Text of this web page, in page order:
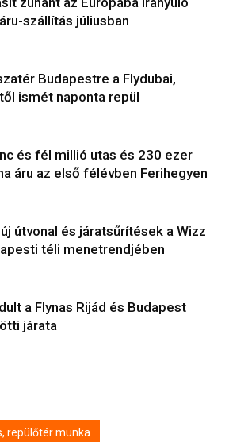
szállítás júliusban
Budapestre a Flydubai,
ismét naponta repül
és fél millió utas és 230 ezer
áru az első félévben Ferihegyen
útvonal és járatsűrítések a Wizz
téli menetrendjében
a Flynas Rijád és Budapest
járata
repülőtér munka